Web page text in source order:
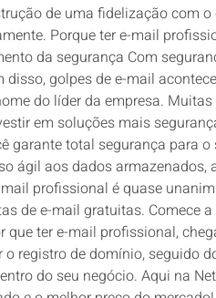
de uma fidelização com
Porque ter e-mail
da segurança Com
golpes de e-mail
do líder da empresa.
em soluções mais
garante total segurança para
ágil aos dados
profissional é quase
de e-mail gratuitas.
ter e-mail profissional,
registro de domínio, seguido
do seu negócio. Aqui na